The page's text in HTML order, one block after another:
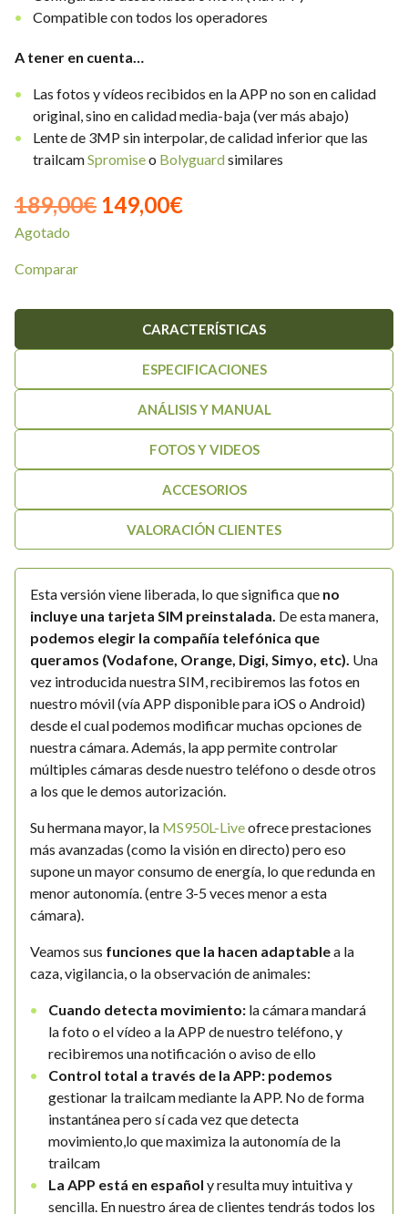
Compatible con todos los operadores
A tener en cuenta…
Las fotos y vídeos recibidos en la APP no son en calidad
original, sino en calidad media-baja (ver más abajo)
Lente de 3MP sin interpolar, de calidad inferior que las
trailcamSpromiseo Bolyguardsimilares
189,00€ El
189,00€.
149,00€El
149,00€.
Agotado
Comparar
CARACTERÍSTICAS
ESPECIFICACIONES
ANÁLISIS Y MANUAL
FOTOS Y VIDEOS
ACCESORIOS
VALORACIÓN CLIENTES
Esta versión viene liberada, lo que significa que no
incluye una tarjeta SIM preinstalada. De esta manera,
podemos elegir la compañía telefónica que
queramos (Vodafone, Orange, Digi, Simyo, etc). Una
vez introducida nuestra SIM, recibiremos las fotos en
nuestro móvil (vía APP disponible para iOS o Android)
desde el cual podemos modificar muchas opciones de
nuestra cámara. Además, la app permite controlar
múltiples cámaras desde nuestro teléfono o desde otros
a los que le demos autorización.
Su hermana mayor, la MS950L-Liveofrece prestaciones
más avanzadas (como la visión en directo) pero eso
supone un mayor consumo de energía, lo que redunda en
menor autonomía. (entre 3-5 veces menor a esta
cámara).
Veamos sus funciones que la hacen adaptablea la
caza, vigilancia, o la observación de animales:
Cuando detecta movimiento: la cámara mandará
la foto o el vídeo a la APP de nuestro teléfono, y
recibiremos una notificación o aviso de ello
Control total a través de la APP: podemos
gestionar la trailcam mediante la APP. No de forma
instantánea pero sí cada vez que detecta
movimiento,lo que maximiza la autonomía de la
trailcam
La APP está en español y resulta muy intuitiva y
sencilla. En nuestro área de clientes tendrás todos los